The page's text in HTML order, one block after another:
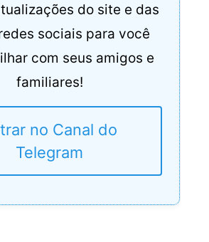
do site e das
sociais para você
com seus amigos e
familiares!
no Canal do
Telegram